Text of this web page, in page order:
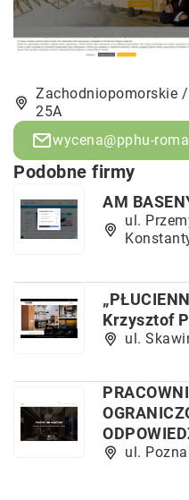
Zachodniopomorskie
25A
wycena@pphu-
Podobne firmy
AM
ul.
Krzysztof
ul.
ul.